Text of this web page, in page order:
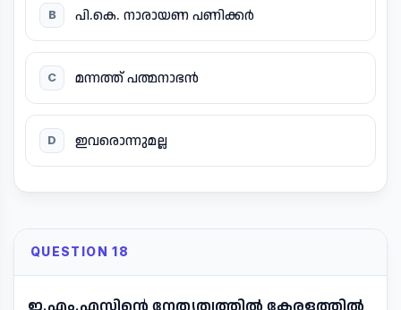
B പി.കെ. നാരായണ പണിക്കർ
C മന്നത്ത് പത്മനാഭൻ
D ഇവരൊന്നുമല്ല
QUESTION 18
ഇ.എം.എസിന്റെ നേതൃത്വത്തിൽ കേരളത്തിൽ